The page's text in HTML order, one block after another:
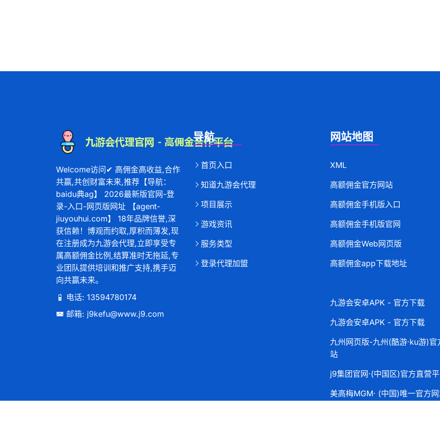
Welcome访问✔ 高佣金高收益,合作
共赢,共创财富未来,推荐【导航：
baidu典ag】 2026最新版官网-登
录-入口-网页版网址 【agent-
jiuyouhui.com】 18年品牌信誉,深
获信赖！博观而约取,厚积而薄发,现
在注册成为九游会代理,立即享受专
属高额佣金比例,结算准时无拖延,专
业团队提供培训和推广支持,携手迈
向共赢未来。
电话: 13594780174
邮箱: j9kefu@www.j9.com
导航
首页入口
知道九游会代理
项目展示
游戏资讯
服务类型
登录代理加盟
网站地图
XML
高额佣金官方网站
高额佣金手机版入口
高额佣金手机版官网
高额佣金Web网页版
高额佣金app下载地址
九游会安卓APK - 官方下载
九游会安卓APK - 官方下载
九州网页版-九州(酷游·ku游)官
站
j9集团官网·(中国区)官方直营
美高梅MGM· (中国)唯一官方